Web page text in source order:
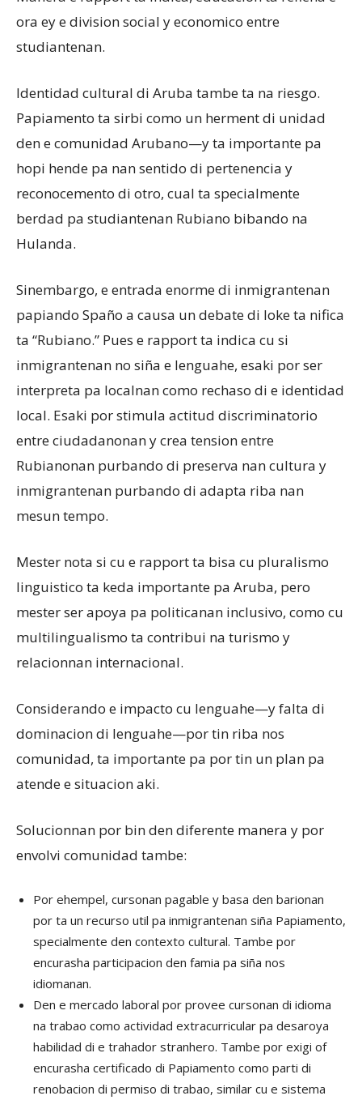
ora ey e division social y economico entre
studiantenan.
Identidad cultural di Aruba tambe ta na riesgo.
Papiamento ta sirbi como un herment di unidad
den e comunidad Arubano—y ta importante pa
hopi hende pa nan sentido di pertenencia y
reconocemento di otro, cual ta specialmente
berdad pa studiantenan Rubiano bibando na
Hulanda.
Sinembargo, e entrada enorme di inmigrantenan
papiando Spaño a causa un debate di loke ta nifica
ta “Rubiano.” Pues e rapport ta indica cu si
inmigrantenan no siña e lenguahe, esaki por ser
interpreta pa localnan como rechaso di e identidad
local. Esaki por stimula actitud discriminatorio
entre ciudadanonan y crea tension entre
Rubianonan purbando di preserva nan cultura y
inmigrantenan purbando di adapta riba nan
mesun tempo.
Mester nota si cu e rapport ta bisa cu pluralismo
linguistico ta keda importante pa Aruba, pero
mester ser apoya pa politicanan inclusivo, como cu
multilingualismo ta contribui na turismo y
relacionnan internacional.
Considerando e impacto cu lenguahe—y falta di
dominacion di lenguahe—por tin riba nos
comunidad, ta importante pa por tin un plan pa
atende e situacion aki.
Solucionnan por bin den diferente manera y por
envolvi comunidad tambe:
Por ehempel, cursonan pagable y basa den barionan
por ta un recurso util pa inmigrantenan siña Papiamento,
specialmente den contexto cultural. Tambe por
encurasha participacion den famia pa siña nos
idiomanan.
Den e mercado laboral por provee cursonan di idioma
na trabao como actividad extracurricular pa desaroya
habilidad di e trahador stranhero. Tambe por exigi of
encurasha certificado di Papiamento como parti di
renobacion di permiso di trabao, similar cu e sistema